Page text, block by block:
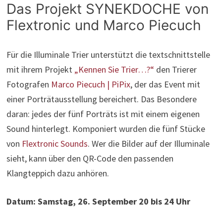
Das Projekt SYNEKDOCHE von
Flextronic und Marco Piecuch
Für die Illuminale Trier unterstützt die textschnittstelle
mit ihrem Projekt „Kennen Sie Trier…?“ den Trierer
Fotografen Marco Piecuch | PiPix, der das Event mit
einer Porträtausstellung bereichert. Das Besondere
daran: jedes der fünf Porträts ist mit einem eigenen
Sound hinterlegt. Komponiert wurden die fünf Stücke
von Flextronic Sounds. Wer die Bilder auf der Illuminale
sieht, kann über den QR-Code den passenden
Klangteppich dazu anhören.
Datum: Samstag, 26. September 20 bis 24 Uhr